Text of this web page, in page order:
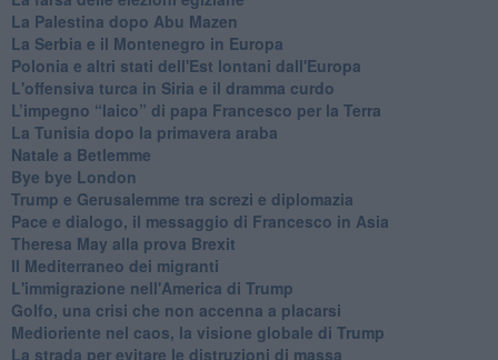
La Palestina dopo Abu Mazen
La Serbia e il Montenegro in Europa
Polonia e altri stati dell'Est lontani dall'Europa
L'offensiva turca in Siria e il dramma curdo
L’impegno “laico” di papa Francesco per la Terra
La Tunisia dopo la primavera araba
Natale a Betlemme
Bye bye London
Trump e Gerusalemme tra screzi e diplomazia
Pace e dialogo, il messaggio di Francesco in Asia
Theresa May alla prova Brexit
Il Mediterraneo dei migranti
L'immigrazione nell'America di Trump
Golfo, una crisi che non accenna a placarsi
Medioriente nel caos, la visione globale di Trump
La strada per evitare le distruzioni di massa